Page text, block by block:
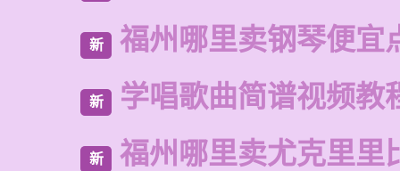
新 福州哪里卖钢琴便宜
新 学唱歌曲简谱视频教
新 福州哪里卖尤克里里